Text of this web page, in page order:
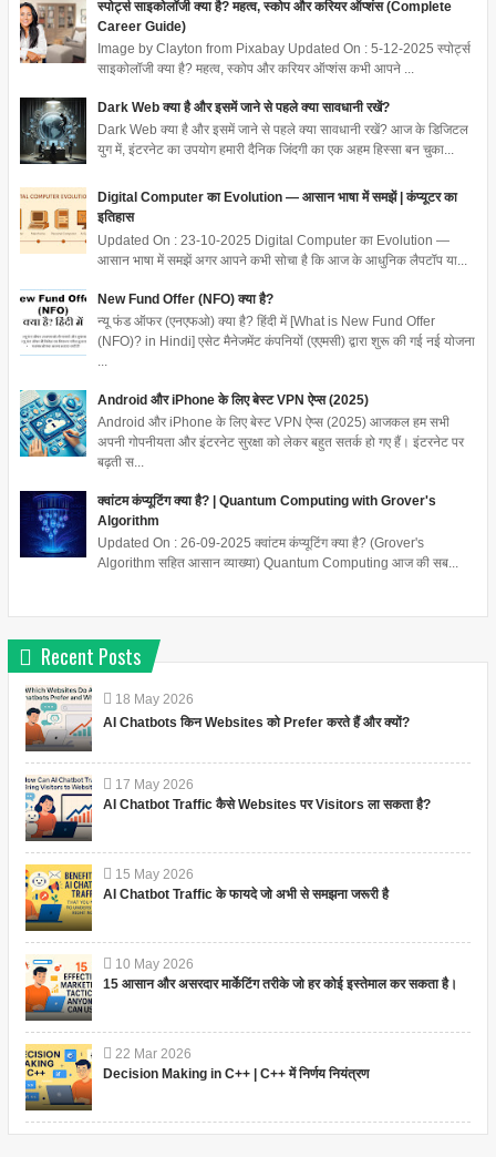
स्पोर्ट्स साइकोलॉजी क्या है? महत्व, स्कोप और करियर ऑप्शंस (Complete
Career Guide)
Image by Clayton from Pixabay Updated On : 5-12-2025 स्पोर्ट्स
साइकोलॉजी क्या है? महत्व, स्कोप और करियर ऑप्शंस कभी आपने ...
Dark Web क्या है और इसमें जाने से पहले क्या सावधानी रखें?
Dark Web क्या है और इसमें जाने से पहले क्या सावधानी रखें? आज के डिजिटल
युग में, इंटरनेट का उपयोग हमारी दैनिक जिंदगी का एक अहम हिस्सा बन चुका...
Digital Computer का Evolution — आसान भाषा में समझें | कंप्यूटर का
इतिहास
Updated On : 23-10-2025 Digital Computer का Evolution —
आसान भाषा में समझें अगर आपने कभी सोचा है कि आज के आधुनिक लैपटॉप या...
New Fund Offer (NFO) क्या है?
न्यू फंड ऑफर (एनएफओ) क्या है? हिंदी में [What is New Fund Offer
(NFO)? in Hindi] एसेट मैनेजमेंट कंपनियों (एएमसी) द्वारा शुरू की गई नई योजना
...
Android और iPhone के लिए बेस्ट VPN ऐप्स (2025)
Android और iPhone के लिए बेस्ट VPN ऐप्स (2025) आजकल हम सभी
अपनी गोपनीयता और इंटरनेट सुरक्षा को लेकर बहुत सतर्क हो गए हैं। इंटरनेट पर
बढ़ती स...
क्वांटम कंप्यूटिंग क्या है? | Quantum Computing with Grover's
Algorithm
Updated On : 26-09-2025 क्वांटम कंप्यूटिंग क्या है? (Grover's
Algorithm सहित आसान व्याख्या) Quantum Computing आज की सब...
Recent Posts
18 May 2026
AI Chatbots किन Websites को Prefer करते हैं और क्यों?
17 May 2026
AI Chatbot Traffic कैसे Websites पर Visitors ला सकता है?
15 May 2026
AI Chatbot Traffic के फायदे जो अभी से समझना जरूरी है
10 May 2026
15 आसान और असरदार मार्केटिंग तरीके जो हर कोई इस्तेमाल कर सकता है।
22 Mar 2026
Decision Making in C++ | C++ में निर्णय नियंत्रण